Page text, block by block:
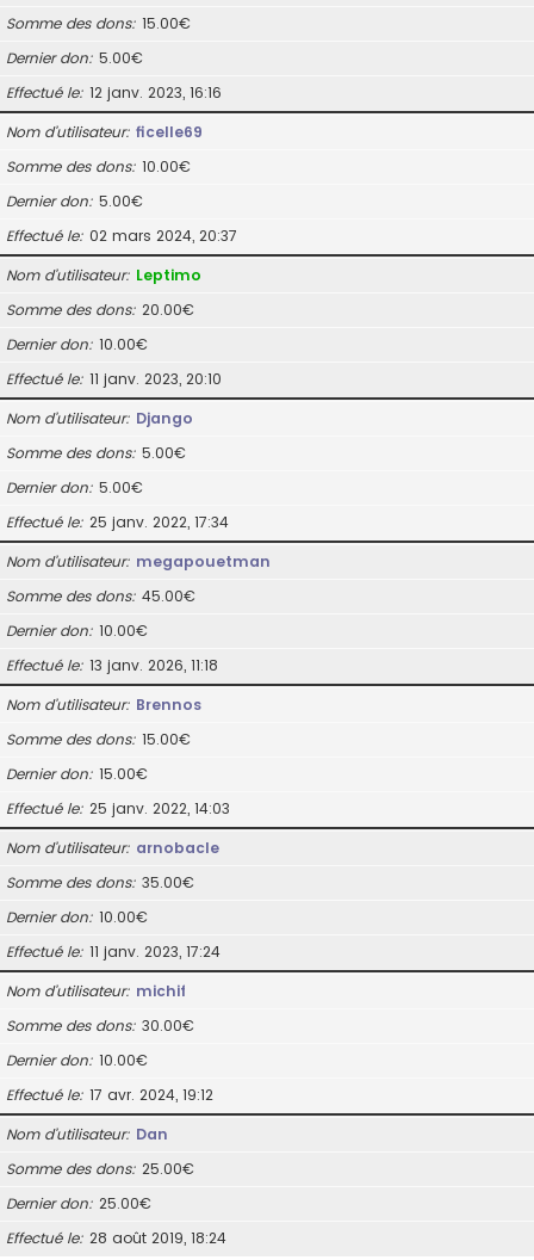
Somme des dons 15.00€
Dernier don 5.00€
Effectué le 12 janv. 2023, 16:16
Nom d’utilisateur ficelle69
Somme des dons 10.00€
Dernier don 5.00€
Effectué le 02 mars 2024, 20:37
Nom d’utilisateur Leptimo
Somme des dons 20.00€
Dernier don 10.00€
Effectué le 11 janv. 2023, 20:10
Nom d’utilisateur Django
Somme des dons 5.00€
Dernier don 5.00€
Effectué le 25 janv. 2022, 17:34
Nom d’utilisateur megapouetman
Somme des dons 45.00€
Dernier don 10.00€
Effectué le 13 janv. 2026, 11:18
Nom d’utilisateur Brennos
Somme des dons 15.00€
Dernier don 15.00€
Effectué le 25 janv. 2022, 14:03
Nom d’utilisateur arnobacle
Somme des dons 35.00€
Dernier don 10.00€
Effectué le 11 janv. 2023, 17:24
Nom d’utilisateur michif
Somme des dons 30.00€
Dernier don 10.00€
Effectué le 17 avr. 2024, 19:12
Nom d’utilisateur Dan
Somme des dons 25.00€
Dernier don 25.00€
Effectué le 28 août 2019, 18:24